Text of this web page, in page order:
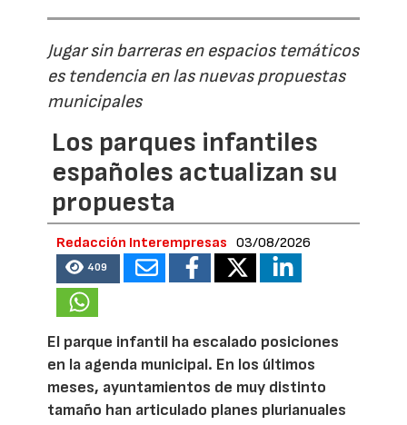
Jugar sin barreras en espacios temáticos
es tendencia en las nuevas propuestas
municipales
Los parques infantiles
españoles actualizan su
propuesta
Redacción Interempresas 03/08/2026
409
El parque infantil ha escalado posiciones
en la agenda municipal. En los últimos
meses, ayuntamientos de muy distinto
tamaño han articulado planes plurianuales